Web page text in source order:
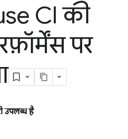
CI की
पर
उपलब्ध है